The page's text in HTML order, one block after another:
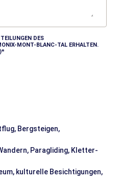
DES
MONT-BLANC-TAL ERHALTEN.
Bergsteigen,
Paragliding, Kletter-
kulturelle Besichtigungen,